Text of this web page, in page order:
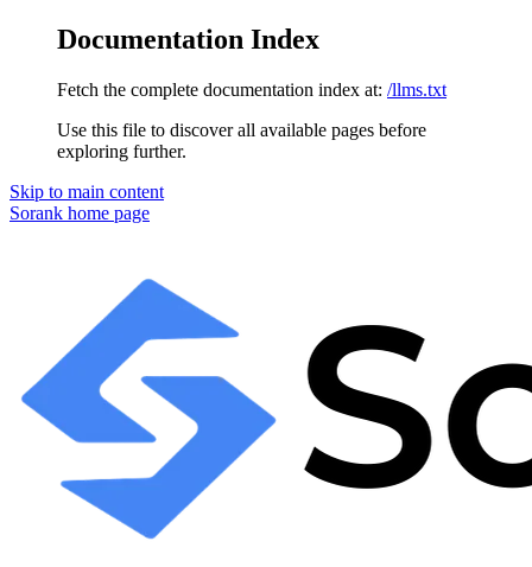
Documentation Index
Fetch the complete documentation index at: /llms.txt
Use this file to discover all available pages before
exploring further.
Skip to main content
Sorank home page